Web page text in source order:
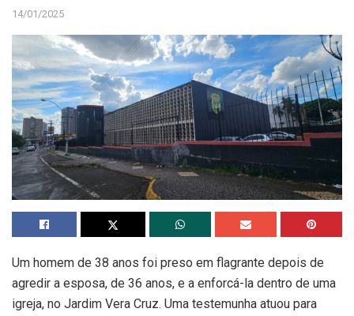
14/01/2025
Um homem de 38 anos foi preso em flagrante depois de
agredir a esposa, de 36 anos, e a enforcá-la dentro de uma
igreja, no Jardim Vera Cruz. Uma testemunha atuou para